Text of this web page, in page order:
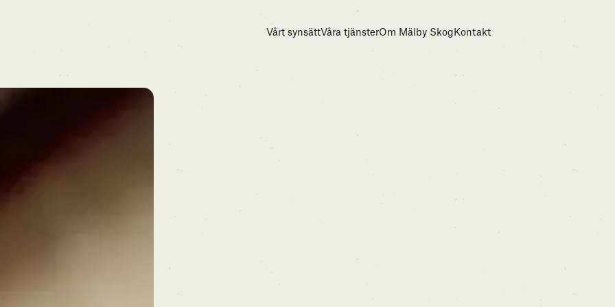
Vårt synsättVåra tjänsterOm Mälby Skog Kontakt